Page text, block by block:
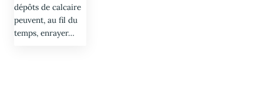
dépôts de calcaire
peuvent, au fil du
temps, enrayer…